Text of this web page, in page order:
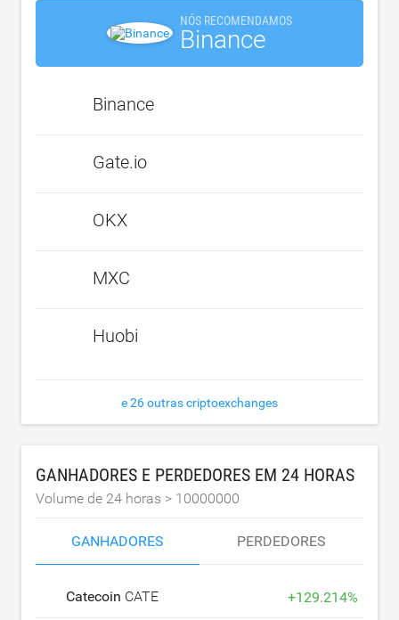
NÓS RECOMENDAMOS
Binance
Binance
Gate.io
OKX
MXC
Huobi
e 26 outras criptoexchanges
GANHADORES E PERDEDORES EM 24 HORAS
Volume de 24 horas > 10000000
GANHADORES PERDEDORES
Catecoin CATE +129.214%